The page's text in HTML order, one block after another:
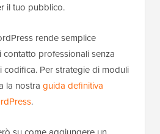
il tuo pubblico.
rende semplice
professionali senza
codifica. Per strategie di moduli
la nostra guida definitiva
.